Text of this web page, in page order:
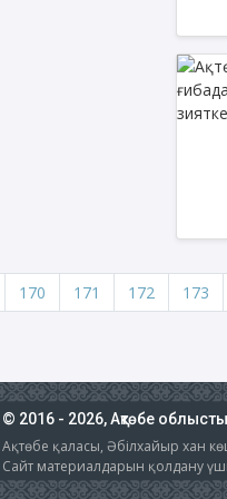
170 171 172 173
© 2016 - 2026, Ақтөбе
Ақтөбе қаласы, Әбілхайыр хан
Сайт материалдарын қолдану үшін